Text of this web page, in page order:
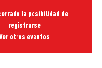
la posibilidad de
registrarse
Ver otros eventos